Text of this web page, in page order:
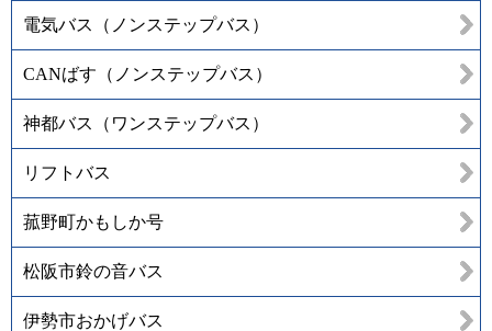
電気バス（ノンステップバス）
CANばす（ノンステップバス）
神都バス（ワンステップバス）
リフトバス
菰野町かもしか号
松阪市鈴の音バス
伊勢市おかげバス